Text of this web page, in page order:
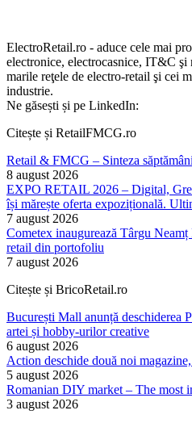
ElectroRetail.ro - aduce cele mai
electronice, electrocasnice, IT&C
marile reţele de electro-retail şi cei
industrie.
Ne găsești și pe LinkedIn:
Citește și RetailFMCG.ro
Retail & FMCG – Sinteza
8 august 2026
EXPO RETAIL 2026 – Digital,
își mărește oferta expozițională.
7 august 2026
Cometex inaugurează Târgu
retail din portofoliu
7 august 2026
Citește și BricoRetail.ro
București Mall anunță deschiderea
artei și hobby-urilor creative
6 august 2026
Action deschide două noi
5 august 2026
Romanian DIY market – The most
3 august 2026